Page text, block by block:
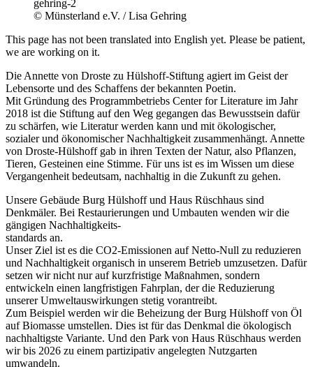
© Münsterland e.V. / Lisa Gehring
This page has not been translated into English yet. Please be patient,
we are working on it.
Die Annette von Droste zu Hülshoff-Stiftung agiert im Geist der
Lebensorte und des Schaffens der bekannten Poetin.
Mit Gründung des Programmbetriebs Center for Literature im Jahr
2018 ist die Stiftung auf den Weg gegangen das Bewusstsein dafür
zu schärfen, wie Literatur werden kann und mit ökologischer,
sozialer und ökonomischer Nachhaltigkeit zusammenhängt. Annette
von Droste-Hülshoff gab in ihren Texten der Natur, also Pflanzen,
Tieren, Gesteinen eine Stimme. Für uns ist es im Wissen um diese
Vergangenheit bedeutsam, nachhaltig in die Zukunft zu gehen.
Unsere Gebäude Burg Hülshoff und Haus Rüschhaus sind
Denkmäler. Bei Restaurierungen und Umbauten wenden wir die
gängigen Nachhaltigkeits-
standards an.
Unser Ziel ist es die CO2-Emissionen auf Netto-Null zu reduzieren
und Nachhaltigkeit organisch in unserem Betrieb umzusetzen. Dafür
setzen wir nicht nur auf kurzfristige Maßnahmen, sondern
entwickeln einen langfristigen Fahrplan, der die Reduzierung
unserer Umweltauswirkungen stetig vorantreibt.
Zum Beispiel werden wir die Beheizung der Burg Hülshoff von Öl
auf Biomasse umstellen. Dies ist für das Denkmal die ökologisch
nachhaltigste Variante. Und den Park von Haus Rüschhaus werden
wir bis 2026 zu einem partizipativ angelegten Nutzgarten
umwandeln.